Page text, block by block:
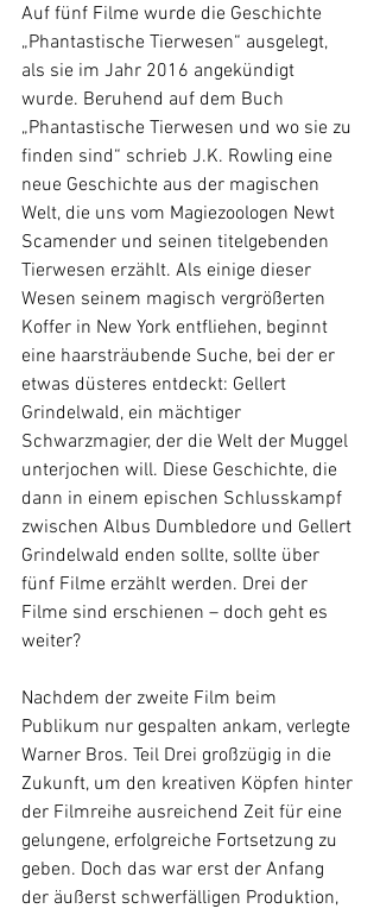
Auf fünf Filme wurde die Geschichte
„Phantastische Tierwesen“ ausgelegt,
als sie im Jahr 2016 angekündigt
wurde. Beruhend auf dem Buch
„Phantastische Tierwesen und wo sie zu
finden sind“ schrieb J.K. Rowling eine
neue Geschichte aus der magischen
Welt, die uns vom Magiezoologen Newt
Scamender und seinen titelgebenden
Tierwesen erzählt. Als einige dieser
Wesen seinem magisch vergrößerten
Koffer in New York entfliehen, beginnt
eine haarsträubende Suche, bei der er
etwas düsteres entdeckt: Gellert
Grindelwald, ein mächtiger
Schwarzmagier, der die Welt der Muggel
unterjochen will. Diese Geschichte, die
dann in einem epischen Schlusskampf
zwischen Albus Dumbledore und Gellert
Grindelwald enden sollte, sollte über
fünf Filme erzählt werden. Drei der
Filme sind erschienen – doch geht es
weiter?
Nachdem der zweite Film beim
Publikum nur gespalten ankam, verlegte
Warner Bros. Teil Drei großzügig in die
Zukunft, um den kreativen Köpfen hinter
der Filmreihe ausreichend Zeit für eine
gelungene, erfolgreiche Fortsetzung zu
geben. Doch das war erst der Anfang
der äußerst schwerfälligen Produktion,